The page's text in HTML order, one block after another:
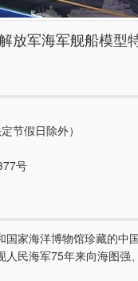
放军海军舰船模型
节假日除外）
号
家海洋博物馆珍藏的中
民海军75年来向海图强